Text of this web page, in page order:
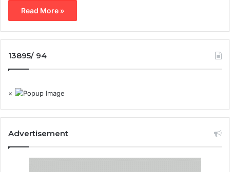
Read More »
13895/ 94
×
Advertisement